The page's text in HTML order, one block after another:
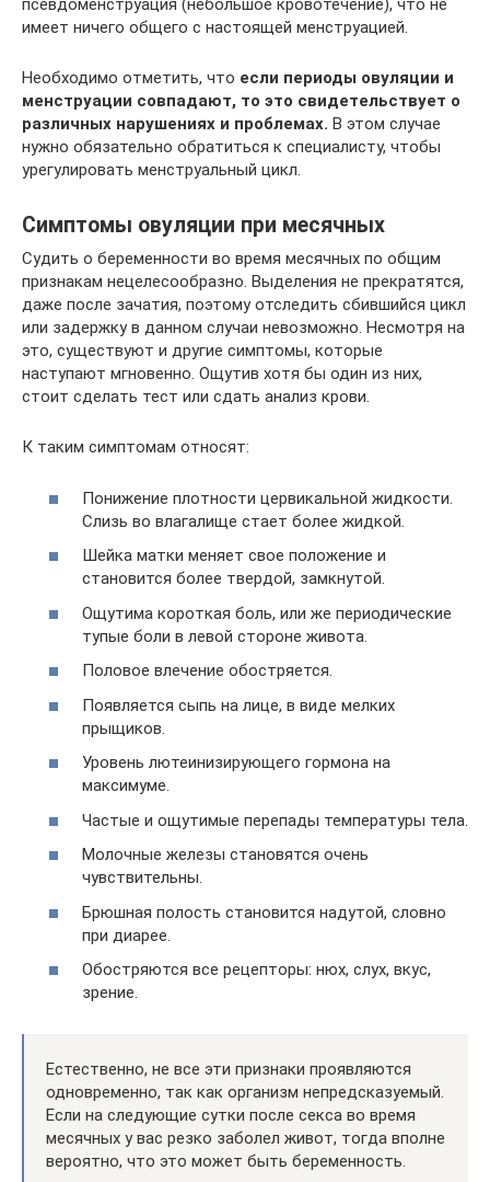
псевдоменструация (небольшое кровотечение), что не
имеет ничего общего с настоящей менструацией.
Необходимо отметить, что если периоды овуляции и
менструации совпадают, то это свидетельствует о
различных нарушениях и проблемах. В этом случае
нужно обязательно обратиться к специалисту, чтобы
урегулировать менструальный цикл.
Симптомы овуляции при месячных
Судить о беременности во время месячных по общим
признакам нецелесообразно. Выделения не прекратятся,
даже после зачатия, поэтому отследить сбившийся цикл
или задержку в данном случаи невозможно. Несмотря на
это, существуют и другие симптомы, которые
наступают мгновенно. Ощутив хотя бы один из них,
стоит сделать тест или сдать анализ крови.
К таким симптомам относят:
Понижение плотности цервикальной жидкости.
Слизь во влагалище стает более жидкой.
Шейка матки меняет свое положение и
становится более твердой, замкнутой.
Ощутима короткая боль, или же периодические
тупые боли в левой стороне живота.
Половое влечение обостряется.
Появляется сыпь на лице, в виде мелких
прыщиков.
Уровень лютеинизирующего гормона на
максимуме.
Частые и ощутимые перепады температуры тела.
Молочные железы становятся очень
чувствительны.
Брюшная полость становится надутой, словно
при диарее.
Обостряются все рецепторы: нюх, слух, вкус,
зрение.
Естественно, не все эти признаки проявляются
одновременно, так как организм непредсказуемый.
Если на следующие сутки после секса во время
месячных у вас резко заболел живот, тогда вполне
вероятно, что это может быть беременность.